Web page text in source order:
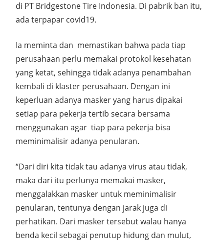
di PT Bridgestone Tire Indonesia. Di pabrik ban itu,
ada terpapar covid19.
Ia meminta dan memastikan bahwa pada tiap
perusahaan perlu memakai protokol kesehatan
yang ketat, sehingga tidak adanya penambahan
kembali di klaster perusahaan. Dengan ini
keperluan adanya masker yang harus dipakai
setiap para pekerja tertib secara bersama
menggunakan agar tiap para pekerja bisa
meminimalisir adanya penularan.
“Dari diri kita tidak tau adanya virus atau tidak,
maka dari itu perlunya memakai masker,
menggalakkan masker untuk meminimalisir
penularan, tentunya dengan jarak juga di
perhatikan. Dari masker tersebut walau hanya
benda kecil sebagai penutup hidung dan mulut,